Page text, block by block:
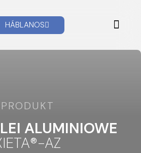
HÁBLANOS
PRODUKT
ALUMINIOWE
AZ